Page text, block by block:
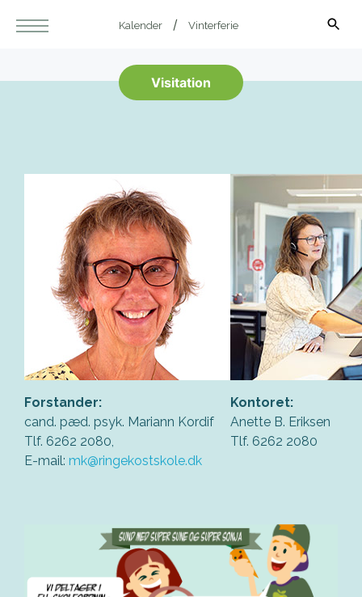
Kalender Vinterferie
Visitation
Forstander:
cand. pæd. psyk. Mariann Kordif
Tlf. 6262 2080,
E-mail: mk@ringekostskole.dk
Kontoret:
Anette B. Eriksen
Tlf. 6262 2080